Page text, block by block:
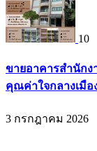
10
ขายอาคารสำนัก
คุณค่าใจกลางเมือ
3 กรกฎาคม 2026